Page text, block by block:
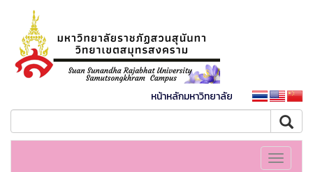
หน้าหลักมหาวิทยาลัย
Toggle